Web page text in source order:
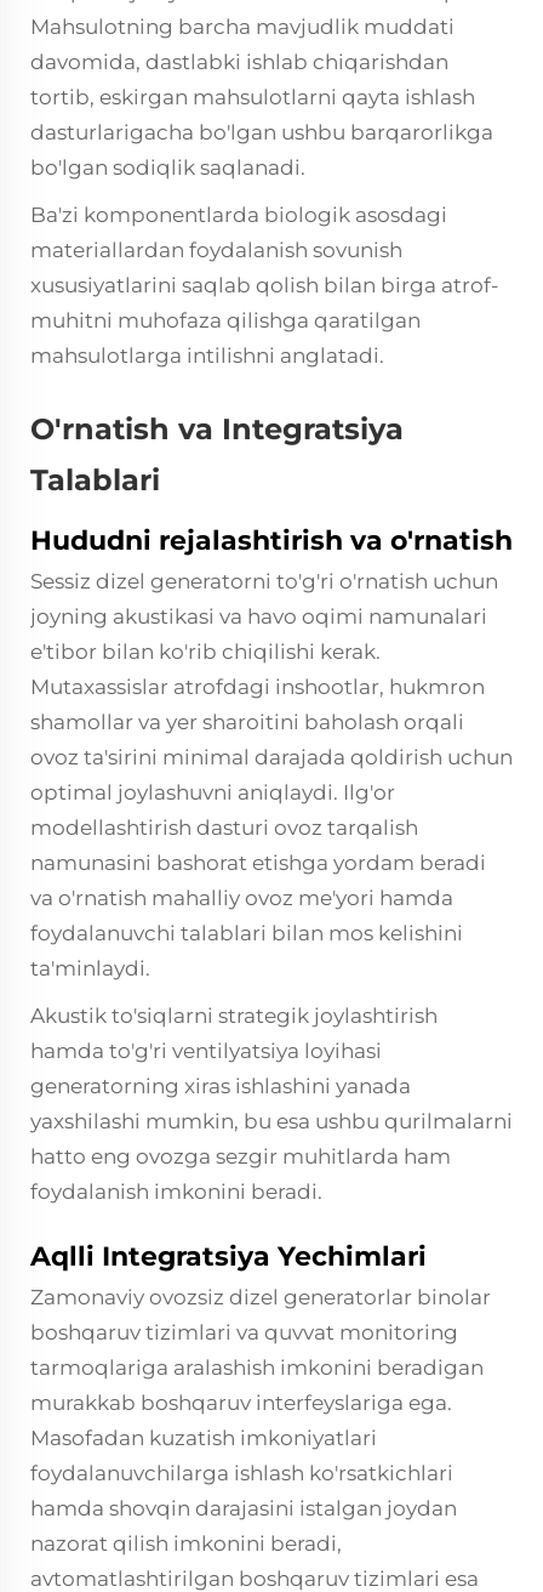
Mahsulotning barcha mavjudlik muddati
davomida, dastlabki ishlab chiqarishdan
tortib, eskirgan mahsulotlarni qayta ishlash
dasturlarigacha bo'lgan ushbu barqarorlikga
bo'lgan sodiqlik saqlanadi.
Ba'zi komponentlarda biologik asosdagi
materiallardan foydalanish sovunish
xususiyatlarini saqlab qolish bilan birga atrof-
muhitni muhofaza qilishga qaratilgan
mahsulotlarga intilishni anglatadi.
O'rnatish va Integratsiya
Talablari
Hududni rejalashtirish va o'rnatish
Sessiz dizel generatorni to'g'ri o'rnatish uchun
joyning akustikasi va havo oqimi namunalari
e'tibor bilan ko'rib chiqilishi kerak.
Mutaxassislar atrofdagi inshootlar, hukmron
shamollar va yer sharoitini baholash orqali
ovoz ta'sirini minimal darajada qoldirish uchun
optimal joylashuvni aniqlaydi. Ilg'or
modellashtirish dasturi ovoz tarqalish
namunasini bashorat etishga yordam beradi
va o'rnatish mahalliy ovoz me'yori hamda
foydalanuvchi talablari bilan mos kelishini
ta'minlaydi.
Akustik to'siqlarni strategik joylashtirish
hamda to'g'ri ventilyatsiya loyihasi
generatorning xiras ishlashini yanada
yaxshilashi mumkin, bu esa ushbu qurilmalarni
hatto eng ovozga sezgir muhitlarda ham
foydalanish imkonini beradi.
Aqlli Integratsiya Yechimlari
Zamonaviy ovozsiz dizel generatorlar binolar
boshqaruv tizimlari va quvvat monitoring
tarmoqlariga aralashish imkonini beradigan
murakkab boshqaruv interfeyslariga ega.
Masofadan kuzatish imkoniyatlari
foydalanuvchilarga ishlash ko'rsatkichlari
hamda shovqin darajasini istalgan joydan
nazorat qilish imkonini beradi,
avtomatlashtirilgan boshqaruv tizimlari esa